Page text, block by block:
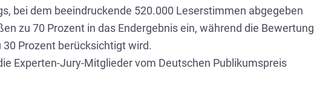
bei dem beeindruckende 520.000 Leserstimmen abgegeben
zu 70 Prozent in das Endergebnis ein, während die Bewertung
Prozent berücksichtigt wird.
Experten-Jury-Mitglieder vom Deutschen Publikumspreis